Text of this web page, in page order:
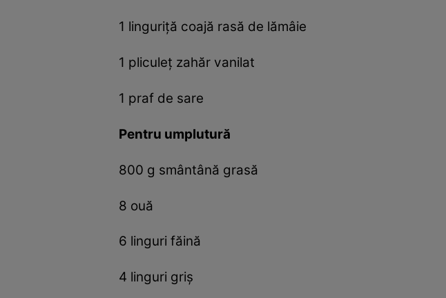
1 linguriță coajă rasă de lămâie
1 pliculeț zahăr vanilat
1 praf de sare
Pentru umplutură
800 g smântână grasă
8 ouă
6 linguri făină
4 linguri griș